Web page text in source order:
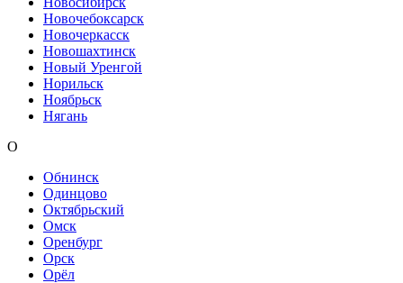
Новочебоксарск
Новочеркасск
Новошахтинск
Новый Уренгой
Норильск
Ноябрьск
Нягань
О
Обнинск
Одинцово
Октябрьский
Омск
Оренбург
Орск
Орёл